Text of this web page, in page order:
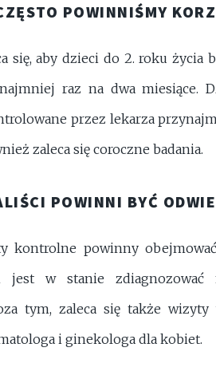
POWINNIŚMY
się, aby dzieci do 2. roku życia
raz na dwa miesiące.
przez lekarza
zaleca się coroczne badania.
POWINNI BYĆ
kontrolne powinny
jest w stanie zdiagnozować
tym, zaleca się także
i ginekologa dla kobiet.